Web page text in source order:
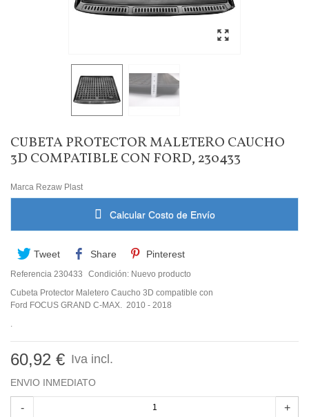
CUBETA PROTECTOR MALETERO CAUCHO
3D COMPATIBLE CON FORD, 230433
Marca Rezaw Plast
Calcular Costo de Envío
Tweet Share Pinterest
Referencia 230433 Condición: Nuevo producto
Cubeta Protector Maletero Caucho 3D compatible con
Ford FOCUS GRAND C-MAX. 2010 - 2018
.
60,92 € Iva incl.
ENVIO INMEDIATO
- +